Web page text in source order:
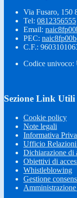
Via Fusaro, 150
Tel: 0812356555
Email:
PEC:
C.F.:
Codice
Sezione Link Utili
Cookie policy
Note legali
Informativa
Ufficio
Dichiarazione di
Obiettivi di
Whistleblowing
Gestione
Amministrazione